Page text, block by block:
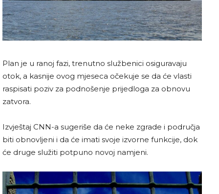
Plan je u ranoj fazi, trenutno službenici osiguravaju
otok, a kasnije ovog mjeseca očekuje se da će vlasti
raspisati poziv za podnošenje prijedloga za obnovu
zatvora.
Izvještaj CNN-a sugeriše da će neke zgrade i područja
biti obnovljeni i da će imati svoje izvorne funkcije, dok
će druge služiti potpuno novoj namjeni.